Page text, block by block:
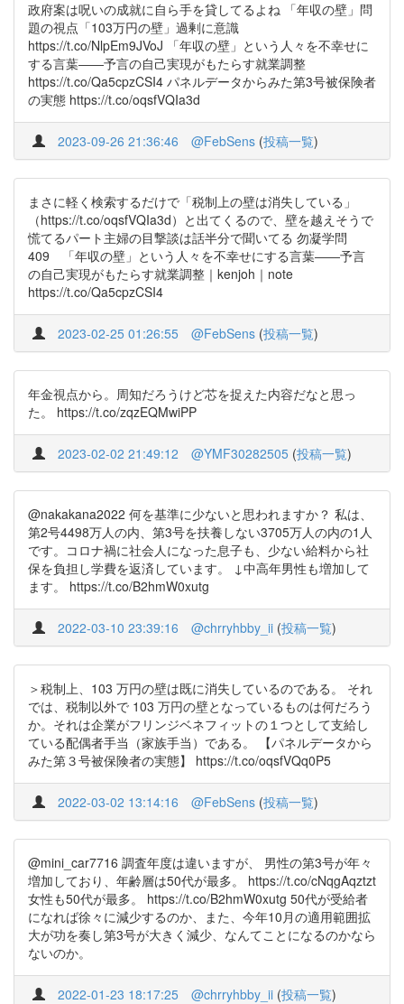
政府案は呪いの成就に自ら手を貸してるよね 「年収の壁」問
題の視点「103万円の壁」過剰に意識
https://t.co/NlpEm9JVoJ 「年収の壁」という人々を不幸せに
する言葉――予言の自己実現がもたらす就業調整
https://t.co/Qa5cpzCSI4 パネルデータからみた第3号被保険者
の実態 https://t.co/oqsfVQIa3d
2023-09-26 21:36:46 @FebSens (投稿一覧)
まさに軽く検索するだけで「税制上の壁は消失している」
（https://t.co/oqsfVQIa3d）と出てくるので、壁を越えそうで
慌てるパート主婦の目撃談は話半分で聞いてる 勿凝学問
409 「年収の壁」という人々を不幸せにする言葉――予言
の自己実現がもたらす就業調整｜kenjoh｜note
https://t.co/Qa5cpzCSI4
2023-02-25 01:26:55 @FebSens (投稿一覧)
年金視点から。周知だろうけど芯を捉えた内容だなと思っ
た。 https://t.co/zqzEQMwiPP
2023-02-02 21:49:12 @YMF30282505 (投稿一覧)
@nakakana2022 何を基準に少ないと思われますか？ 私は、
第2号4498万人の内、第3号を扶養しない3705万人の内の1人
です。コロナ禍に社会人になった息子も、少ない給料から社
保を負担し学費を返済しています。 ↓中高年男性も増加して
ます。 https://t.co/B2hmW0xutg
2022-03-10 23:39:16 @chrryhbby_ii (投稿一覧)
＞税制上、103 万円の壁は既に消失しているのである。 それ
では、税制以外で 103 万円の壁となっているものは何だろう
か。それは企業がフリンジベネフィットの１つとして支給し
ている配偶者手当（家族手当）である。 【パネルデータから
みた第３号被保険者の実態】 https://t.co/oqsfVQq0P5
2022-03-02 13:14:16 @FebSens (投稿一覧)
@mini_car7716 調査年度は違いますが、 男性の第3号が年々
増加しており、年齢層は50代が最多。 https://t.co/cNqgAqztzt
女性も50代が最多。 https://t.co/B2hmW0xutg 50代が受給者
になれば徐々に減少するのか、また、今年10月の適用範囲拡
大が功を奏し第3号が大きく減少、なんてことになるのかなら
ないのか。
2022-01-23 18:17:25 @chrryhbby_ii (投稿一覧)